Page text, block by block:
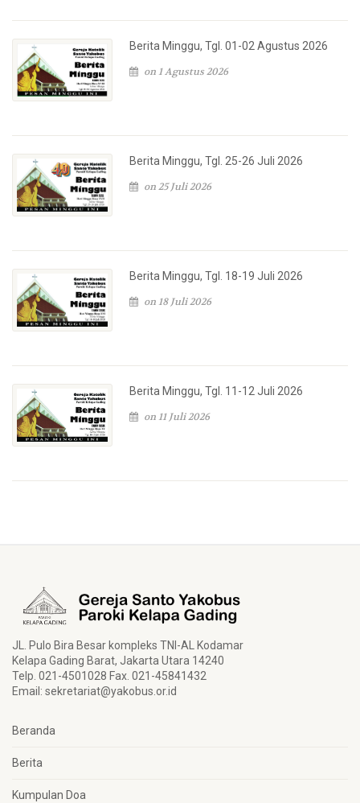
Berita Minggu, Tgl. 01-02 Agustus 2026
on 1 Agustus 2026
Berita Minggu, Tgl. 25-26 Juli 2026
on 25 Juli 2026
Berita Minggu, Tgl. 18-19 Juli 2026
on 18 Juli 2026
Berita Minggu, Tgl. 11-12 Juli 2026
on 11 Juli 2026
JL. Pulo Bira Besar kompleks TNI-AL Kodamar
Kelapa Gading Barat, Jakarta Utara 14240
Telp. 021-4501028 Fax. 021-45841432
Email: sekretariat@yakobus.or.id
Beranda
Berita
Kumpulan Doa